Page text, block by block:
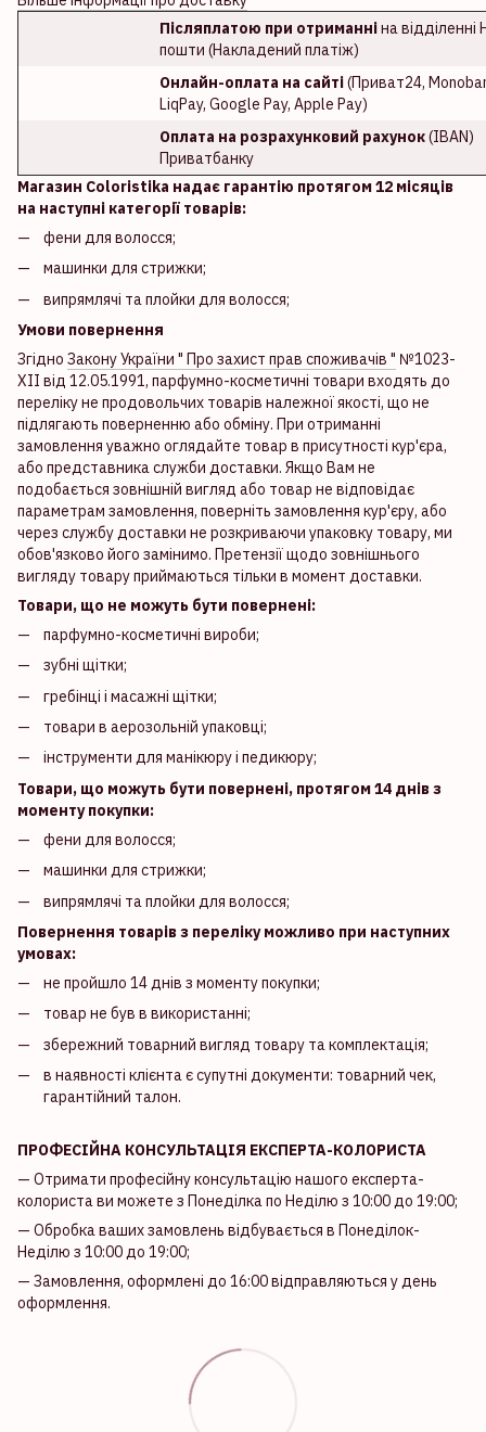
Післяплатою при отриманніна відділенні
пошти (Накладений платіж)
Онлайн-оплата на сайті(Приват24,
LiqPay, Google Pay, Apple Pay)
Оплата на розрахунковий рахунок(IBAN)
Приватбанку
Магазин Coloristika надає гарантію протягом 12 місяців
на наступні категорії товарів:
фени для волосся;
машинки для стрижки;
випрямлячі та плойки для волосся;
Умови повернення
Згідно Закону України " Про захист прав споживачів " №1023-
XII від 12.05.1991, парфумно-косметичні товари входять до
переліку не продовольчих товарів належної якості, що не
підлягають поверненню або обміну. При отриманні
замовлення уважно оглядайте товар в присутності кур'єра,
або представника служби доставки. Якщо Вам не
подобається зовнішній вигляд або товар не відповідає
параметрам замовлення, поверніть замовлення кур'єру, або
через службу доставки не розкриваючи упаковку товару, ми
обов'язково його замінимо. Претензії щодо зовнішнього
вигляду товару приймаються тільки в момент доставки.
Товари, що не можуть бути повернені:
парфумно-косметичні вироби;
зубні щітки;
гребінці і масажні щітки;
товари в аерозольній упаковці;
інструменти для манікюру і педикюру;
Товари, що можуть бути повернені, протягом 14 днів з
моменту покупки:
фени для волосся;
машинки для стрижки;
випрямлячі та плойки для волосся;
Повернення товарів з переліку можливо при наступних
умовах:
не пройшло 14 днів з моменту покупки;
товар не був в використанні;
збережний товарний вигляд товару та комплектація;
в наявності клієнта є супутні документи: товарний чек,
гарантійний талон.
ПРОФЕСІЙНА КОНСУЛЬТАЦІЯ ЕКСПЕРТА-КОЛОРИСТА
— Отримати професійну консультацію нашого експерта-
колориста ви можете з Понеділка по Неділю з 10:00 до 19:00;
— Обробка ваших замовлень відбувається в Понеділок-
Неділю з 10:00 до 19:00;
— Замовлення, оформлені до 16:00 відправляються у день
оформлення.